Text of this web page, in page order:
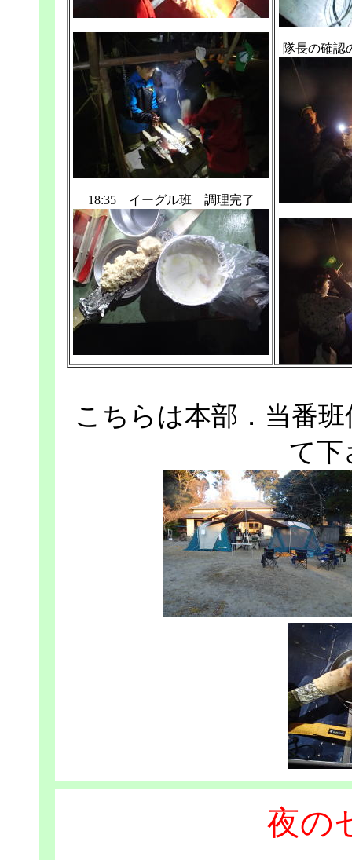
18:35 イーグル班 調理完了
隊長の確認
こちらは本部．当番
て下
夜の